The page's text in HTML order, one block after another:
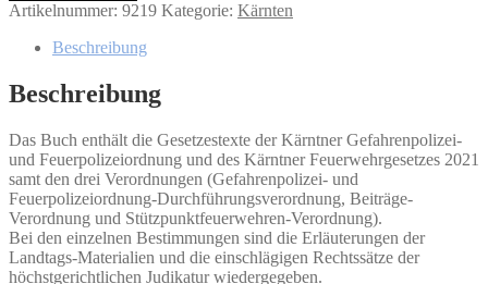
Artikelnummer: 9219 Kategorie: Kärnten
Beschreibung
Beschreibung
Das Buch enthält die Gesetzestexte der Kärntner Gefahrenpolizei-
und Feuerpolizeiordnung und des Kärntner Feuerwehrgesetzes 2021
samt den drei Verordnungen (Gefahrenpolizei- und
Feuerpolizeiordnung-Durchführungsverordnung, Beiträge-
Verordnung und Stützpunktfeuerwehren-Verordnung).
Bei den einzelnen Bestimmungen sind die Erläuterungen der
Landtags-Materialien und die einschlägigen Rechtssätze der
höchstgerichtlichen Judikatur wiedergegeben.